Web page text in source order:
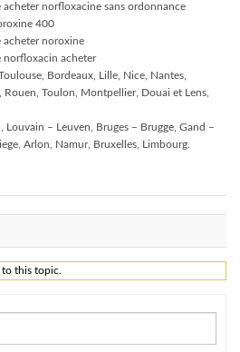
norfloxacine sans ordonnance
400
acheter noroxine
norfloxacin acheter
Bordeaux, Lille, Nice, Nantes,
Rouen, Toulon, Montpellier, Douai et Lens,
Louvain – Leuven, Bruges – Brugge, Gand –
Arlon, Namur, Bruxelles, Limbourg.
to this topic.